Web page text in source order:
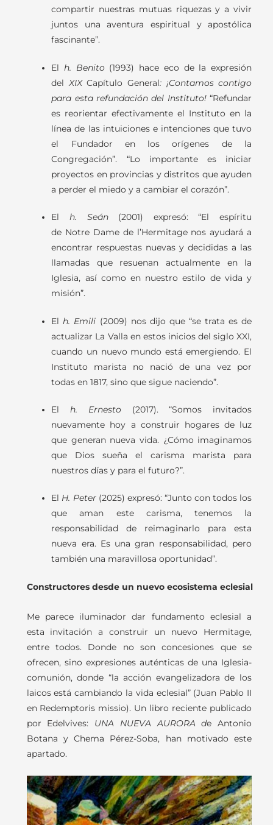
compartir nuestras mutuas riquezas y a vivir
juntos una aventura espiritual y apostólica
fascinante”.
El h. Benito (1993) hace eco de la expresión
del XIXCapítulo General: ¡Contamos contigo
para esta refundación del Instituto!“Refundar
es reorientar efectivamente el Instituto en la
línea de las intuiciones e intenciones que tuvo
el Fundador en los orígenes de la
Congregación”. “Lo importante es iniciar
proyectos en provincias y distritos que ayuden
a perder el miedo y a cambiar el corazón”.
El h. Seán (2001) expresó: “El espíritu
de Notre Dame de l’Hermitage nos ayudará a
encontrar respuestas nuevas y decididas a las
llamadas que resuenan actualmente en la
Iglesia, así como en nuestro estilo de vida y
misión”.
El h. Emili (2009) nos dijo que “se trata es de
actualizar La Valla en estos inicios del siglo XXI,
cuando un nuevo mundo está emergiendo. El
Instituto marista no nació de una vez por
todas en 1817, sino que sigue naciendo”.
El h. Ernesto (2017). “Somos invitados
nuevamente hoy a construir hogares de luz
que generan nueva vida. ¿Cómo imaginamos
que Dios sueña el carisma marista para
nuestros días y para el futuro?”.
El H. Peter (2025) expresó: “Junto con todos los
que aman este carisma, tenemos la
responsabilidad de reimaginarlo para esta
nueva era. Es una gran responsabilidad, pero
también una maravillosa oportunidad”.
Constructores desde un nuevo ecosistema eclesial
Me parece iluminador dar fundamento eclesial a
esta invitación a construir un nuevo Hermitage,
entre todos. Donde no son concesiones que se
ofrecen, sino expresiones auténticas de una Iglesia-
comunión, donde “la acción evangelizadora de los
laicos está cambiando la vida eclesial” (Juan Pablo II
en Redemptoris missio). Un libro reciente publicado
por Edelvives: UNA NUEVA AURORA de Antonio
Botana y Chema Pérez-Soba, han motivado este
apartado.